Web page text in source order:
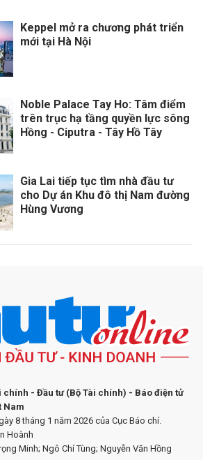
Keppel mở ra chương phát triển
mới tại Hà Nội
Noble Palace Tay Ho: Tâm điểm
trên trục hạ tầng quyền lực sông
Hồng - Ciputra - Tây Hồ Tây
Gia Lai tiếp tục tìm nhà đầu tư
cho Dự án Khu đô thị Nam đường
Hùng Vương
chính - Đầu tư (Bộ Tài chính) - Báo điện tử
Nam
8 tháng 1 năm 2026 của Cục Báo chí.
Hoành
Minh; Ngô Chí Tùng; Nguyễn Văn Hồng